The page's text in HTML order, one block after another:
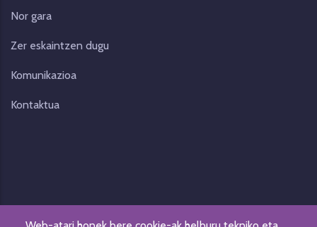
Nor gara
Zer eskaintzen dugu
Komunikazioa
Kontaktua